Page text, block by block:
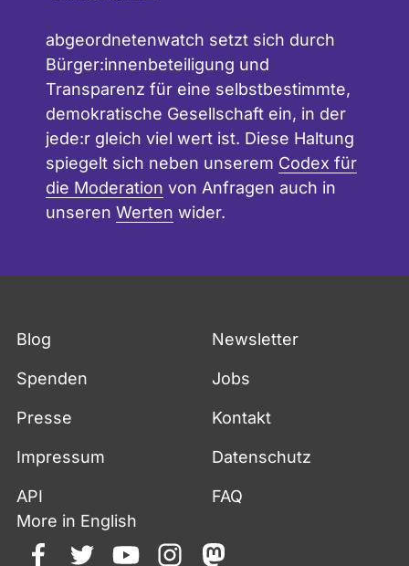
abgeordnetenwatch setzt sich durch
Bürger:innenbeteiligung und
Transparenz für eine selbstbestimmte,
demokratische Gesellschaft ein, in der
jede:r gleich viel wert ist. Diese Haltung
spiegelt sich neben unserem Codex für
die Moderation von Anfragen auch in
unseren Werten wider.
Blog Newsletter
Spenden Jobs
Presse Kontakt
Impressum Datenschutz
API
FAQ
More in English